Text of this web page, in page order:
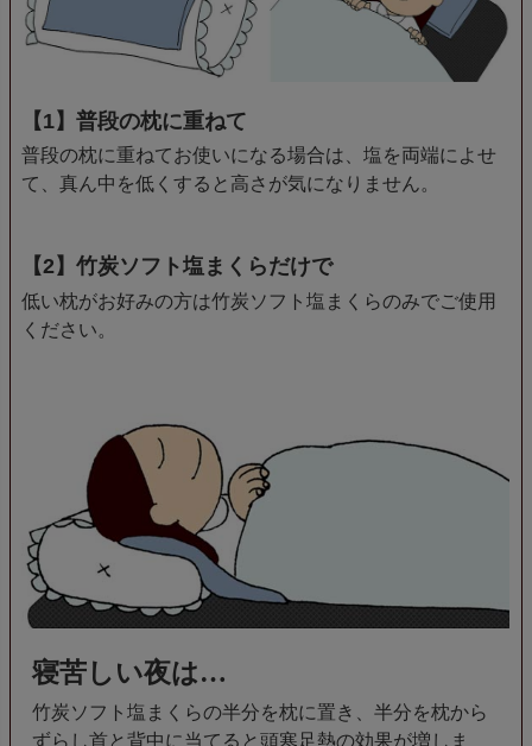
【1】普段の枕に重ねて
普段の枕に重ねてお使いになる場合は、塩を両端によせ
て、真ん中を低くすると高さが気になりません。
【2】竹炭ソフト塩まくらだけで
低い枕がお好みの方は竹炭ソフト塩まくらのみでご使用
ください。
寝苦しい夜は…
竹炭ソフト塩まくらの半分を枕に置き、半分を枕から
ずらし首と背中に当てると頭寒足熱の効果が増しま